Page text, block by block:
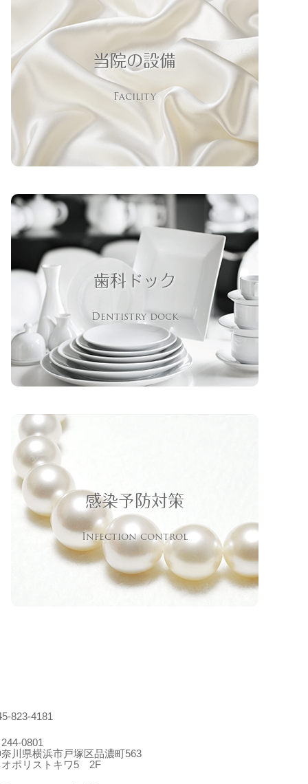
当院の設備
Facility
歯科ドック
Dentistry dock
感染予防対策
Infection control
823-4181
0801
川県横浜市戸塚区品濃町563
オポリストキワ5 2F